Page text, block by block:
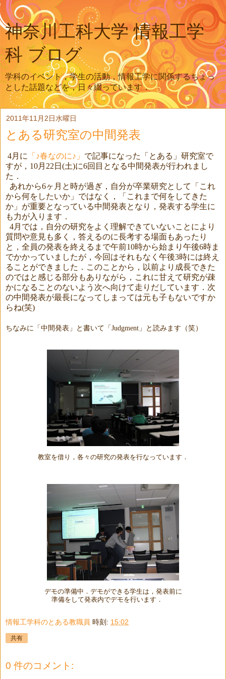
神奈川工科大学 情報工学
科 ブログ
学科のイベント，学生の活動，情報工学に関係するちょっ
とした話題などを，日々綴っています．
2011年11月2日水曜日
とある研究室の中間発表
4月に 「♪春なのに♪」 で記事になった「とある 」研究室で
すが， 10月 22 日 (土)に6回目となる中間発表が行われまし
た．
あれから6ヶ月と時が過ぎ，自分が卒業研究として「これ
から何をしたいか」ではなく，「これまで何をしてきた
か」が重要となっている中間発表となり，発表する学生に
も力が入ります．
4月では，自分の研究をよく理解できていないことにより
質問や意見も多く，答えるのに長考する場面もあったり
と，全員の発表を終えるまで午前10時から始まり午後6時ま
でかかっていましたが，今回はそれもなく午後3時には終え
ることができました．このことから，以前より成長できた
のではと感じる部分もありながら，これに甘えて研究が疎
かになることのないよう次へ向けて走りだしています．次
の中間発表が最長になってしまっては元も子もないですか
らね(笑)
ちなみに「中間発表」と書いて「 Judgment 」と読みます（笑）
教室を借り，各々の研究の発表を行なっています．
デモの準備中．デモができる学生は，発表前に
準備を して発表内でデモを行います．
情報工学科のとある教職員 時刻: 15:02
共有
0 件のコメント: